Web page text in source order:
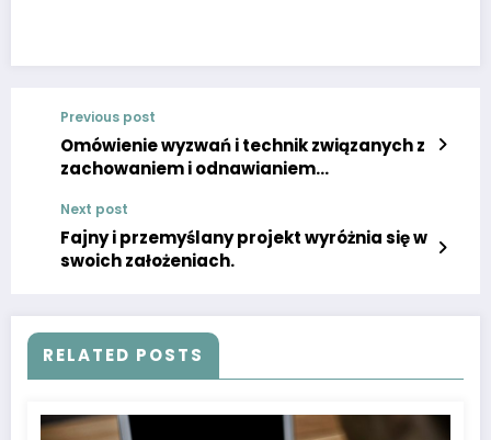
Previous post
Omówienie wyzwań i technik związanych z
zachowaniem i odnawianiem
architektonicznych
Next post
Fajny i przemyślany projekt wyróżnia się w
swoich założeniach.
RELATED POSTS